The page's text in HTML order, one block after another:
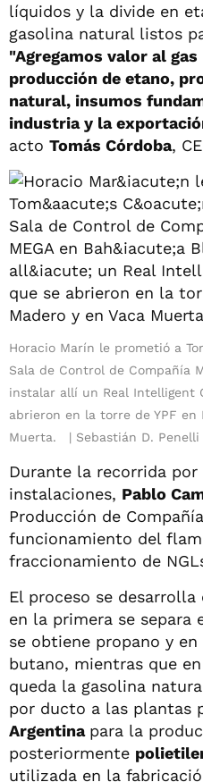
líquidos y la divide en
gasolina natural listos
"Agregamos valor al
producción de etano,
natural, insumos
industria y la
acto Tomás Córdoba,
Horacio Marín le prometió a
Sala de Control de Compañía
instalar allí un Real Intelligent
abrieron en la torre de YPF en
Muerta.
Sebastián D. Penelli
Durante la recorrida por
instalaciones, Pablo
Producción de
funcionamiento del
fraccionamiento de
El proceso se
en la primera se separa
se obtiene propano y
butano, mientras que
queda la gasolina
por ducto a las plantas
Argentina para la
posteriormente
utilizada en la